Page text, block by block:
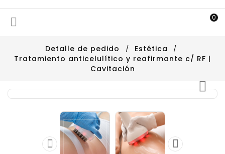
 0
Detalle de pedido
Estética
Tratamiento anticelulítico y reafirmante c/ RF |
Cavitación

 